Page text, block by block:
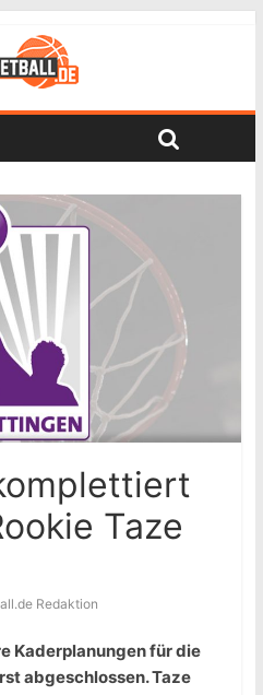
Taze
Redaktion
Kaderplanungen für die
abgeschlossen. Taze